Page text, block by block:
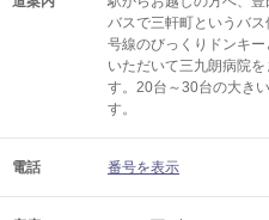
バスで三軒町というバ
号線のびっくりドンキ
いただいて三九朗病院
す。20台～30台の大き
す。
電話 番号を表示